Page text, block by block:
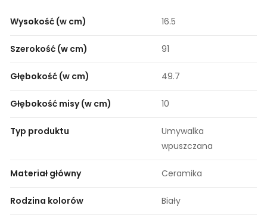
Wysokość (w cm) 16.5
Szerokość (w cm) 91
Głębokość (w cm) 49.7
Głębokość misy (w cm) 10
Typ produktu
Umywalka
wpuszczana
Materiał główny Ceramika
Rodzina kolorów Biały